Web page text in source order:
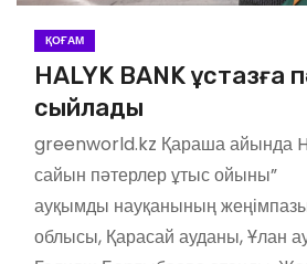
ҚОҒАМ
HALYK BANK ұстазға
сыйлады
greenworld.kz Қараша айында
сайын пәтерлер ұтыс ойыны”
ауқымды науқанының
облысы, Қарасай ауданы, Ұлан